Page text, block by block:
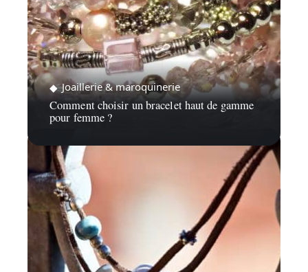
Joaillerie & maroquinerie
Comment choisir un bracelet haut de gamme
pour femme ?